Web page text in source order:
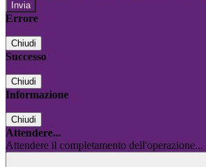
Errore
Chiudi
Successo
Chiudi
Informazione
Chiudi
Attendere...
Attendere il completamento dell'operazione...